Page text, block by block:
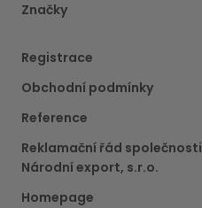
Značky
Registrace
Obchodní podmínky
Reference
Reklamační řád společnosti
Národní export, s.r.o.
Homepage